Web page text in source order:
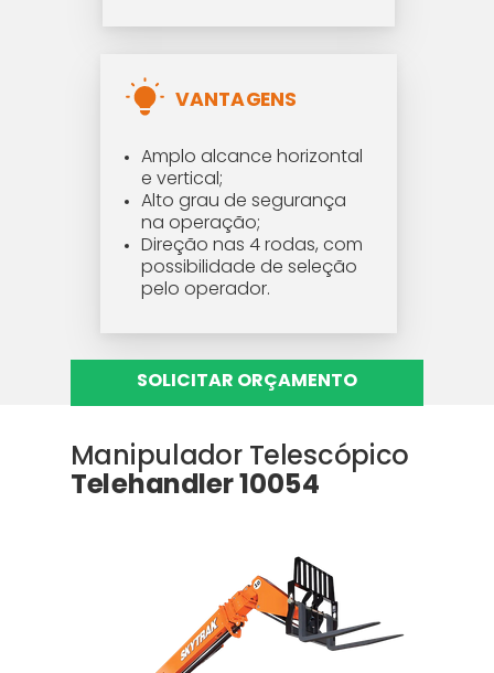
Manipulador Telescópico
Telehandler 10054
VANTAGENS
Amplo alcance horizontal
e vertical;
Alto grau de segurança
na operação;
Direção nas 4 rodas, com
possibilidade de seleção
pelo operador.
SOLICITAR ORÇAMENTO